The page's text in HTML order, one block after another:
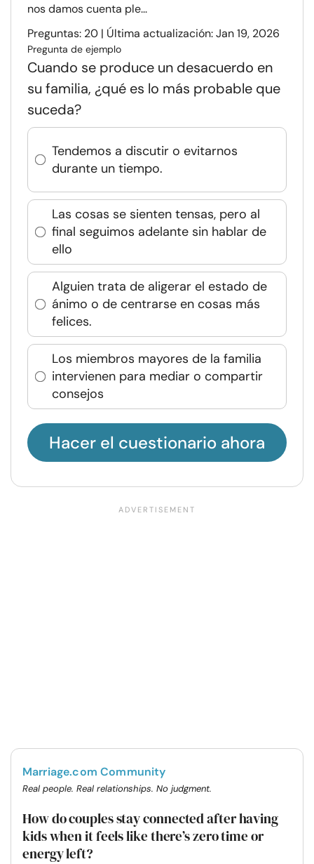
nos damos cuenta ple...
Preguntas: 20 | Última actualización: Jan 19, 2026
Pregunta de ejemplo
Cuando se produce un desacuerdo en
su familia, ¿qué es lo más probable que
suceda?
Tendemos a discutir o evitarnos
durante un tiempo.
Las cosas se sienten tensas, pero al
final seguimos adelante sin hablar de
ello
Alguien trata de aligerar el estado de
ánimo o de centrarse en cosas más
felices.
Los miembros mayores de la familia
intervienen para mediar o compartir
consejos
Hacer el cuestionario ahora
Marriage.com Community
Real people. Real relationships. No judgment.
How do couples stay connected after having
kids when it feels like there’s zero time or
energy left?